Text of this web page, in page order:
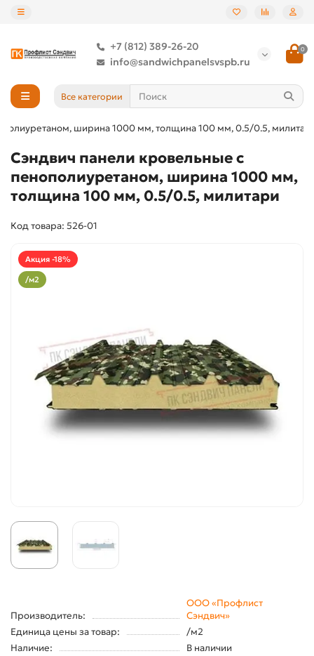
+7 (812) 389-26-20
info@sandwichpanelsvspb.ru
0
Все категории
ширина 1000 мм, толщина 100 мм, 0.5/0.5,
Сэндвич панели кровельные с
пенополиуретаном, ширина 1000 мм,
толщина 100 мм, 0.5/0.5, милитари
Код товара: 526-01
Акция -18%
/м2
Производитель:
ООО «Профлист
Сэндвич»
Единица цены за товар:
/м2
Наличие:
В наличии